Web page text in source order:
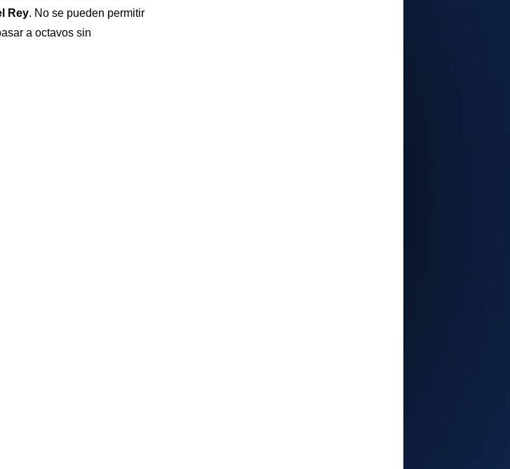
Rey. No se pueden permitir
a octavos sin